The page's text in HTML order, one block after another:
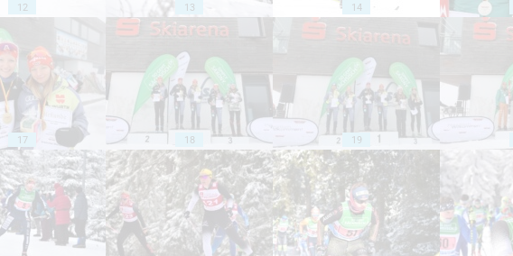
12 13 14
17 18 19